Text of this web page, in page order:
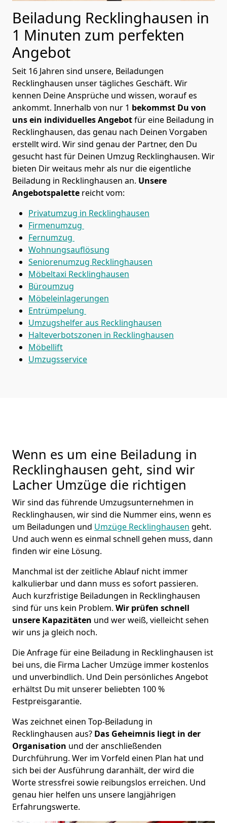
Beiladung Recklinghausen in
1 Minuten zum perfekten
Angebot
Seit 16 Jahren sind unsere, Beiladungen
Recklinghausen unser tägliches Geschäft. Wir
kennen Deine Ansprüche und wissen, worauf es
ankommt. Innerhalb von nur 1 bekommst Du von
uns ein individuelles Angebotfür eine Beiladung in
Recklinghausen, das genau nach Deinen Vorgaben
erstellt wird. Wir sind genau der Partner, den Du
gesucht hast für Deinen Umzug Recklinghausen. Wir
bieten Dir weitaus mehr als nur die eigentliche
Beiladung in Recklinghausen an. Unsere
Angebotspalette reicht vom:
Privatumzug in Recklinghausen
Firmenumzug
Fernumzug
Wohnungsauflösung
Seniorenumzug Recklinghausen
Möbeltaxi Recklinghausen
Büroumzug
Möbeleinlagerungen
Entrümpelung
Umzugshelfer aus Recklinghausen
Halteverbotszonen in Recklinghausen
Möbellift
Umzugsservice
Wenn es um eine Beiladung in
Recklinghausen geht, sind wir
Lacher Umzüge die richtigen
Wir sind das führende Umzugsunternehmen in
Recklinghausen, wir sind die Nummer eins, wenn es
um Beiladungen und Umzüge Recklinghausen geht.
Und auch wenn es einmal schnell gehen muss, dann
finden wir eine Lösung.
Manchmal ist der zeitliche Ablauf nicht immer
kalkulierbar und dann muss es sofort passieren.
Auch kurzfristige Beiladungen in Recklinghausen
sind für uns kein Problem. Wir prüfen schnell
unsere Kapazitäten und wer weiß, vielleicht sehen
wir uns ja gleich noch.
Die Anfrage für eine Beiladung in Recklinghausen ist
bei uns, die Firma Lacher Umzüge immer kostenlos
und unverbindlich. Und Dein persönliches Angebot
erhältst Du mit unserer beliebten 100 %
Festpreisgarantie.
Was zeichnet einen Top-Beiladung in
Recklinghausen aus? Das Geheimnis liegt in der
Organisation und der anschließenden
Durchführung. Wer im Vorfeld einen Plan hat und
sich bei der Ausführung daranhält, der wird die
Worte stressfrei sowie reibungslos erreichen. Und
genau hier helfen uns unsere langjährigen
Erfahrungswerte.